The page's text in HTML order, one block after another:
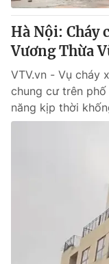
Hà Nội: Cháy
Vương Thừa
VTV.vn - Vụ cháy
chung cư trên
năng kịp thời